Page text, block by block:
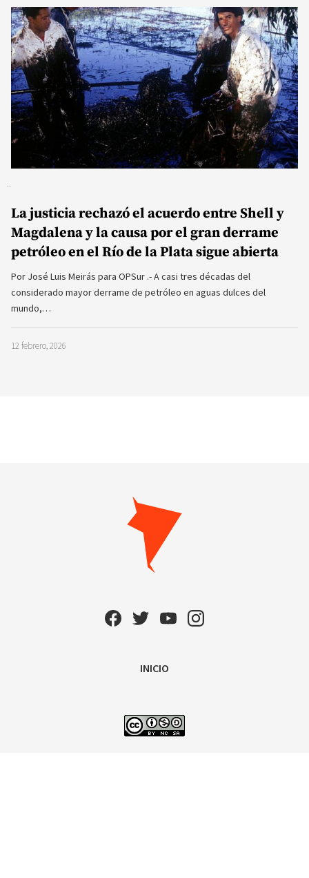
La justicia rechazó el acuerdo entre Shell y
Magdalena y la causa por el gran derrame
petróleo en el Río de la Plata sigue abierta
Por José Luis Meirás para OPSur .- A casi tres décadas del
considerado mayor derrame de petróleo en aguas dulces del
mundo,…
12 febrero, 2026
INICIO